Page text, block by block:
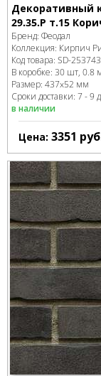
Декоративный
29.35.Р т.15
Бренд: Феодал
Коллекция: Кирпич
Код товара: SD-253743
В коробке: 30 шт, 0.8
Размер: 437x52 мм
Сроки доставки: 7 - 9
в наличии
Цена: 3351